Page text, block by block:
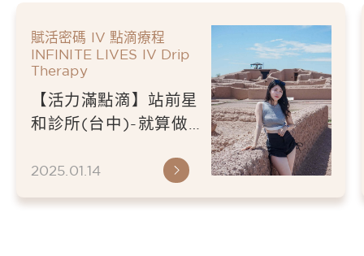
賦活密碼 IV 點滴療程
INFINITE LIVES IV Drip
Therapy
【活力滿點滴】站前星
和診所(台中)-就算做
圈，立馬來星和診所初
2025.01.14